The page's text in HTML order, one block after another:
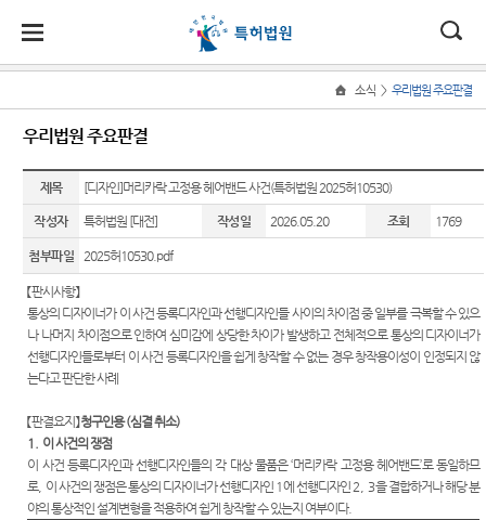
법원
소개
법원장
인사말
연혁
조직 및
전화번
호
재판개
정 및 법
정안내
관할
국제재
판부
소식
새소식
특허법
원 판결
속보
우리법
원 주요
판결
포토뉴
국제교
류
국제 특
허법원
민원
민원안
내
자주묻
는질문
재판기
록열람
복사예
약
장애인
등의 접
근 및 사
법지원
정보
표준심
리절차
판결자
료실
특허법
원 연도
별 사건
통계
사건검
판결서
사본 제
공신청
소통
법원에
바란다
부조리
신고센
터
찾아가
는 특허
교실
법원견
정보공
개
소식 > 우리법원 주요판결
우리법원 주요판결
제목 [디자인]머리카락 고정용 헤어밴드 사건(특허법원 2025허10530)
작성자 특허법원 [대전] 작성일 2026.05.20 조회 1769
첨부파일 2025허10530.pdf
【판시사항】
통상의 디자이너가 이 사건 등록디자인과 선행디자인들 사이의 차이점 중 일부를 극복할 수 있으
나 나머지 차이점으로 인하여 심미감에 상당한 차이가 발생하고 전체적으로 통상의 디자이너가
선행디자인들로부터 이 사건 등록디자인을 쉽게 창작할 수 없는 경우 창작용이성이 인정되지 않
는다고 판단한 사례
【판결요지】 청구인용(심결 취소)
1. 이 사건의 쟁점
이 사건 등록디자인과 선행디자인들의 각 대상 물품은‘머리카락 고정용 헤어밴드’로 동일하므
로, 이 사건의 쟁점은 통상의 디자이너가 선행디자인 1에 선행디자인 2, 3을 결합하거나 해당 분
야의 통상적인 설계변형을 적용하여 쉽게 창작할 수 있는지 여부이다.
원
원
정
보
소
통